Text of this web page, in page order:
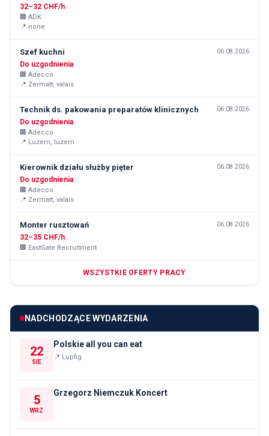
32–32 CHF/h
🏢 ADK
📍 none
Szef kuchni 06.08.2026
Do uzgodnienia
🏢 Adecco
📍 Zermatt, valais
Technik ds. pakowania preparatów klinicznych 06.08.2026
Do uzgodnienia
🏢 Adecco
📍 Luzern, luzern
Kierownik działu służby pięter 06.08.2026
Do uzgodnienia
🏢 Adecco
📍 Zermatt, valais
Monter rusztowań 06.08.2026
32–35 CHF/h
🏢 EastGate Recruitment
WSZYSTKIE OFERTY PRACY
NADCHODZĄCE WYDARZENIA
22
SIE
Polskie all you can eat
📍 Lupfig
5
WRZ
Grzegorz Niemczuk Koncert